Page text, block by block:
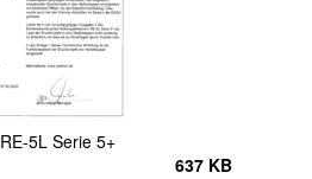
RE-5L Serie 5+
637 KB